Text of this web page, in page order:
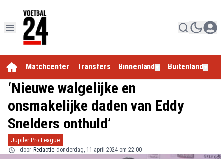
Matchcenter Transfers Binnenland Buitenland
‘Nieuwe walgelijke en
onsmakelijke daden van Eddy
Snelders onthuld’
Jupiler Pro League
door Redactie donderdag, 11 april 2024 om 22:00